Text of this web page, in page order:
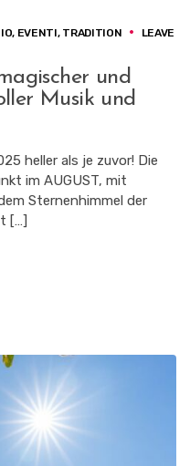
, EVENTI, TRADITION
LEAVE
und
Musik und
heller als je zuvor! Die
im AUGUST, mit
Sternenhimmel der
[…]